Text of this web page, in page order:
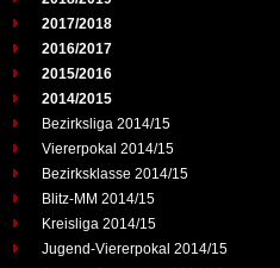
2017/2018
2016/2017
2015/2016
2014/2015
Bezirksliga 2014/15
Viererpokal 2014/15
Bezirksklasse 2014/15
Blitz-MM 2014/15
Kreisliga 2014/15
Jugend-Viererpokal 2014/15